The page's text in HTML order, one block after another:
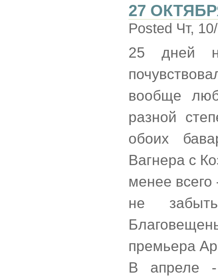
27
Posted Чт,
25 дней
вообще
разной
обоих
Вагнера с
менее
не
премьера
В апреле -